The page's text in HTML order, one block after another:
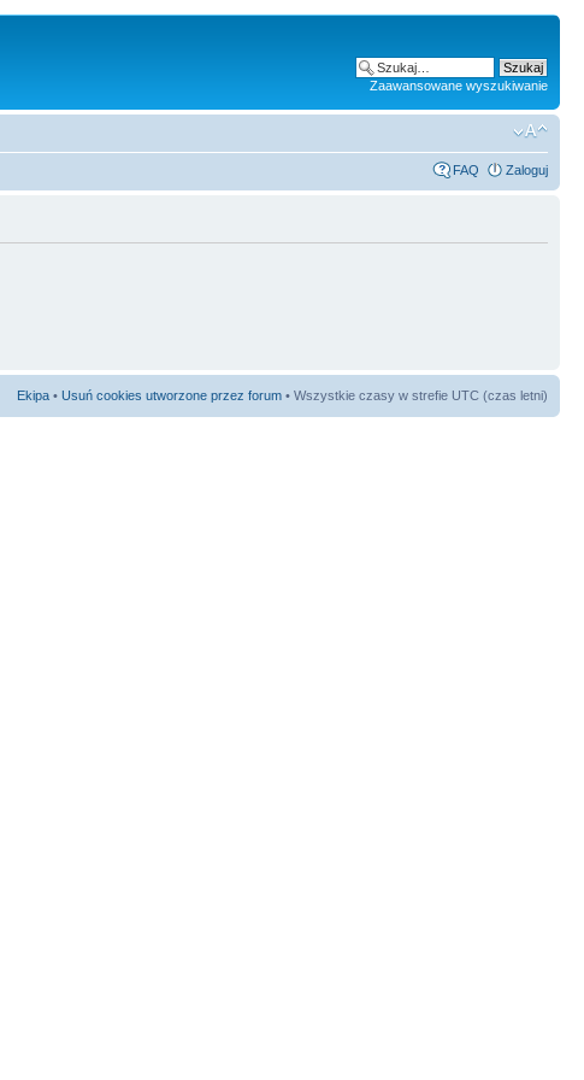
Zaawansowane wyszukiwanie
FAQ Zaloguj
Ekipa • Usuń cookies utworzone przez forum • Wszystkie czasy w strefie UTC (czas letni)